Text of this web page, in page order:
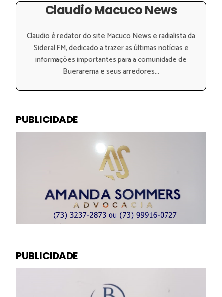
Claudio Macuco News
Claudio é redator do site Macuco News e radialista da
Sideral FM, dedicado a trazer as últimas notícias e
informações importantes para a comunidade de
Buerarema e seus arredores...
PUBLICIDADE
PUBLICIDADE